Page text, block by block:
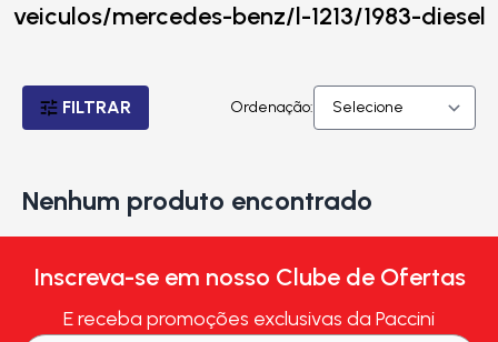
veiculos/mercedes-benz/l-1213/1983-diesel
FILTRAR Ordenação:
Nenhum produto encontrado
Inscreva-se em nosso Clube de Ofertas
E receba promoções exclusivas da Paccini